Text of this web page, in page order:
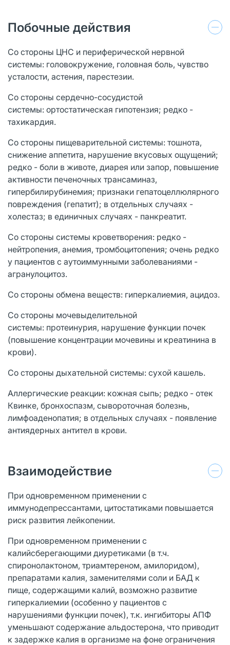
Побочные действия
Со стороны ЦНС и периферической нервной
системы: головокружение, головная боль, чувство
усталости, астения, парестезии.
Со стороны сердечно-сосудистой
системы: ортостатическая гипотензия; редко -
тахикардия.
Со стороны пищеварительной системы: тошнота,
снижение аппетита, нарушение вкусовых ощущений;
редко - боли в животе, диарея или запор, повышение
активности печеночных трансаминаз,
гипербилирубинемия; признаки гепатоцеллюлярного
повреждения (гепатит); в отдельных случаях -
холестаз; в единичных случаях - панкреатит.
Со стороны системы кроветворения: редко -
нейтропения, анемия, тромбоцитопения; очень редко
у пациентов с аутоиммунными заболеваниями -
агранулоцитоз.
Со стороны обмена веществ: гиперкалиемия, ацидоз.
Со стороны мочевыделительной
системы: протеинурия, нарушение функции почек
(повышение концентрации мочевины и креатинина в
крови).
Со стороны дыхательной системы: сухой кашель.
Аллергические реакции: кожная сыпь; редко - отек
Квинке, бронхоспазм, сывороточная болезнь,
лимфоаденопатия; в отдельных случаях - появление
антиядерных антител в крови.
Взаимодействие
При одновременном применении с
иммунодепрессантами, цитостатиками повышается
риск развития лейкопении.
При одновременном применении с
калийсберегающими диуретиками (в т.ч.
спиронолактоном, триамтереном, амилоридом),
препаратами калия, заменителями соли и БАД к
пище, содержащими калий, возможно развитие
гиперкалиемии (особенно у пациентов с
нарушениями функции почек), т.к. ингибиторы АПФ
уменьшают содержание альдостерона, что приводит
к задержке калия в организме на фоне ограничения